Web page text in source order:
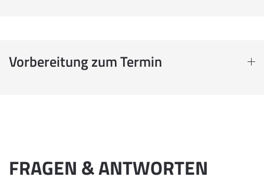
Vorbereitung zum Termin
FRAGEN & ANTWORTEN